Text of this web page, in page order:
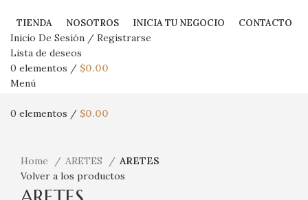
TIENDA NOSOTROS INICIA TU NEGOCIO CONTACTO
Inicio De Sesión / Registrarse
Lista de deseos
0 elementos / $0.00
Menú
0 elementos / $0.00
Home
ARETES
ARETES
Volver a los productos